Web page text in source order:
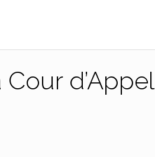
d’Appel